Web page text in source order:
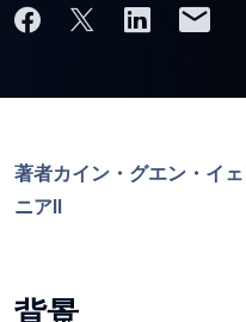
著者カイン・グエン・イェ
ニアII